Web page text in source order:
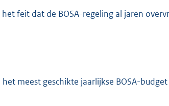
feit dat de BOSA-regeling al jaren
het meest geschikte jaarlijkse BOSA-